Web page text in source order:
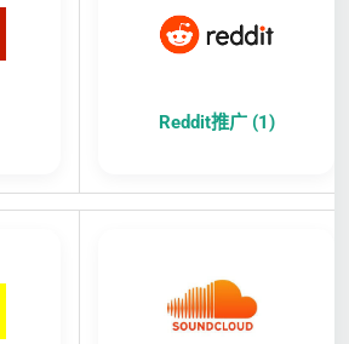
Reddit推广 (1)